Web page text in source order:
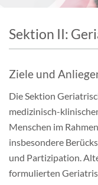
Über uns
Studium & Karriere
Mitgliedschaft &
Publikationen
Sektion II:
Ziele und
Die Sektion
medizinisch-
Menschen im
insbesondere
und Partizipation.
formulierten